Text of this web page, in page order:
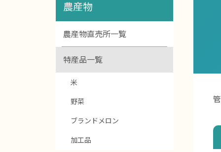
農産物
農産物直売所一覧
特産品一覧
米
野菜
ブランドメロン
加工品